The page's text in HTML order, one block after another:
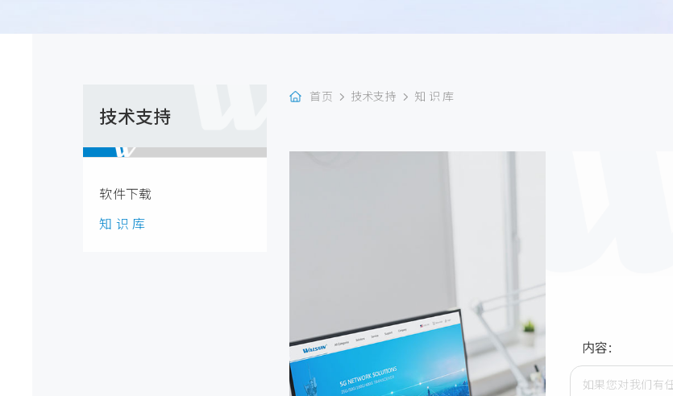
技术支持
软件下载
知 识 库
首页 技术支持 知 识 库
内容: